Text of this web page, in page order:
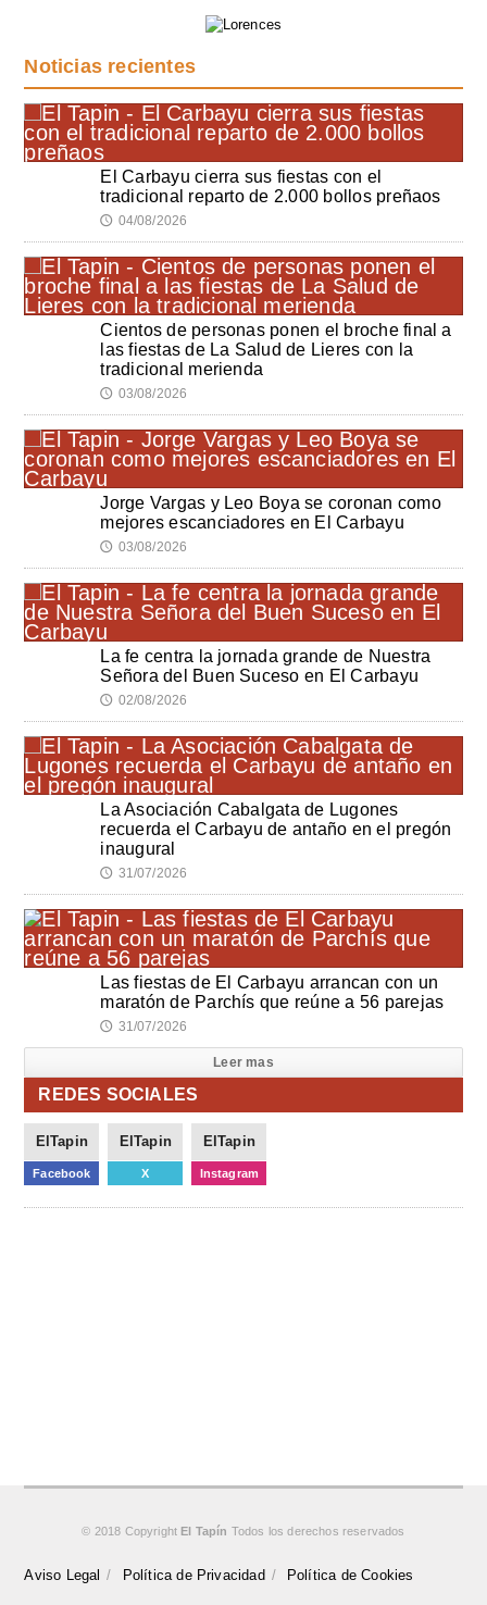
Noticias recientes
El Carbayu cierra sus fiestas con el
tradicional reparto de 2.000 bollos preñaos
🕔 04/08/2026
Cientos de personas ponen el broche final a
las fiestas de La Salud de Lieres con la
tradicional merienda
🕔 03/08/2026
Jorge Vargas y Leo Boya se coronan como
mejores escanciadores en El Carbayu
🕔 03/08/2026
La fe centra la jornada grande de Nuestra
Señora del Buen Suceso en El Carbayu
🕔 02/08/2026
La Asociación Cabalgata de Lugones
recuerda el Carbayu de antaño en el pregón
inaugural
🕔 31/07/2026
Las fiestas de El Carbayu arrancan con un
maratón de Parchís que reúne a 56 parejas
🕔 31/07/2026
Leer mas
REDES SOCIALES
ElTapin
Facebook
ElTapin
X
ElTapin
Instagram
© 2018 Copyright El Tapín Todos los derechos reservados
Aviso Legal Política de Privacidad Política de Cookies